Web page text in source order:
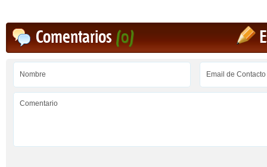
Comentarios(0)